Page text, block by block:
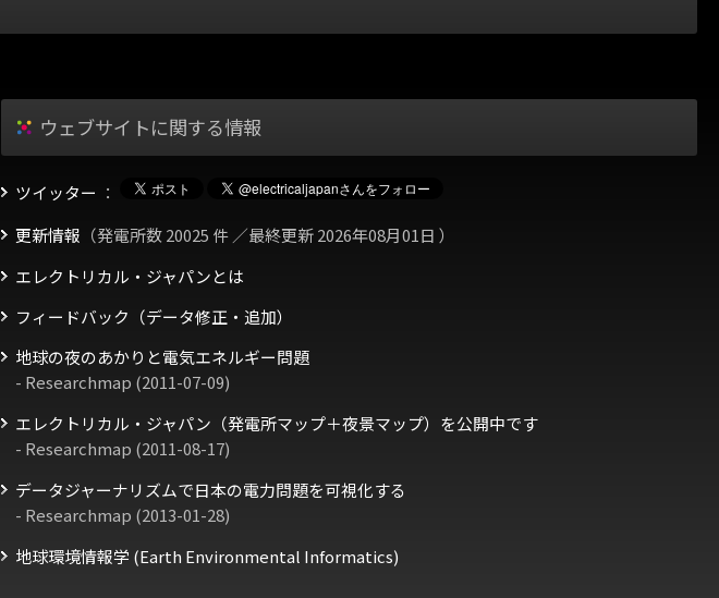
ウェブサイトに関する情報
ツイッター ：
更新情報 （発電所数 20025 件 ／最終更新 2026年08月01日 ）
エレクトリカル・ジャパンとは
フィードバック（データ修正・追加）
地球の夜のあかりと電気エネルギー問題
- Researchmap (2011-07-09)
エレクトリカル・ジャパン（発電所マップ＋夜景マップ）を公開中です
- Researchmap (2011-08-17)
データジャーナリズムで日本の電力問題を可視化する
- Researchmap (2013-01-28)
地球環境情報学 (Earth Environmental Informatics)